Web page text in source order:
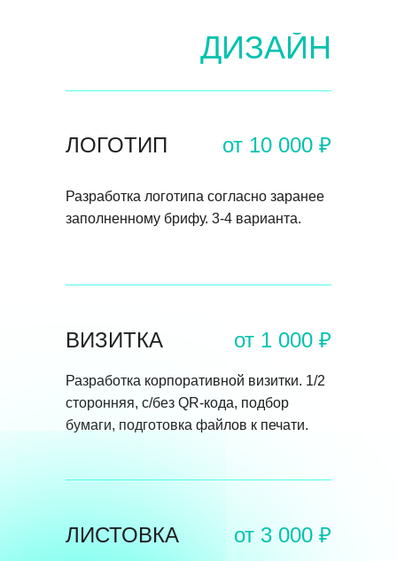
ДИЗАЙН
ЛОГОТИП от 10 000 ₽
Разработка логотипа согласно заранее
заполненному брифу. 3-4 варианта.
ВИЗИТКА от 1 000 ₽
Разработка корпоративной визитки. 1/2
сторонняя, с/без QR-кода, подбор
бумаги, подготовка файлов к печати.
ЛИСТОВКА от 3 000 ₽